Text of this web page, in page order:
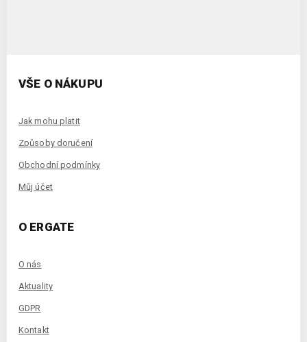
VŠE O NÁKUPU
Jak mohu platit
Způsoby doručení
Obchodní podmínky
Můj účet
O ERGATE
O nás
Aktuality
GDPR
Kontakt